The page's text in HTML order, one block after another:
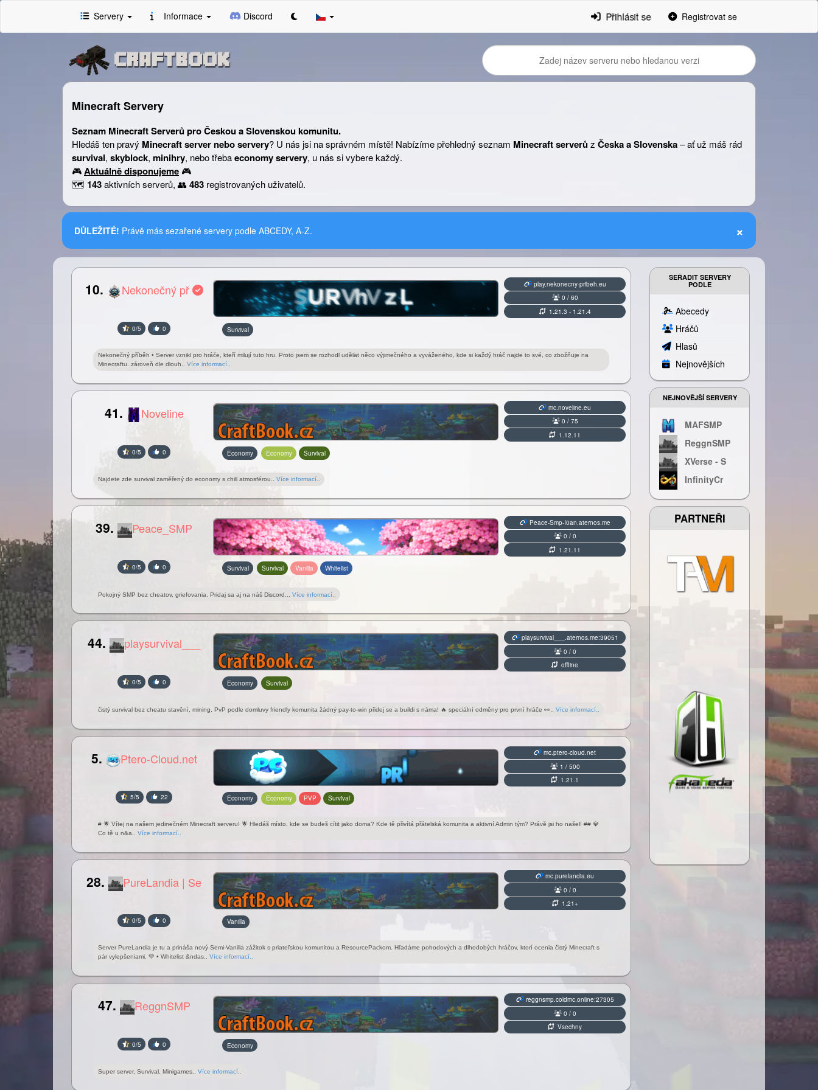
Servery Informace Discord Přihlásit se Registrovat se
Minecraft Servery
Seznam Minecraft Serverů pro Českou a Slovenskou komunitu.
Hledáš ten pravý Minecraft server nebo servery? U nás jsi na správném místě! Nabízíme přehledný seznam Minecraft serverůz Česka a Slovenska– ať už máš rád
survival, skyblock, minihry, nebo třebaeconomy servery, u nás si vybere každý.
🎮Aktuálně disponujeme 🎮
🗺️ 143aktivních serverů, 👥 483 registrovaných uživatelů.
×
DŮLEŽITÉ! Právě más sezařené servery podle ABCEDY, A-Z.
10. Nekonečný př
play.nekonecny-pribeh.eu
0 / 60
1.21.3 - 1.21.4
0/5 0 Survival
Nekonečný příběh • Server vznikl pro hráče, kteří milují tuto hru. Proto jsem se rozhodl udělat něco výjimečného a vyváženého, kde si každý hráč najde to své, co zbožňuje na
Minecraftu. zároveň dle dlouh.. Více informací..
41. Noveline
mc.noveline.eu
0 / 75
1.12.11
0/5 0 Economy Economy Survival
Najdete zde survival zaměřený do economy s chill atmosférou.. Více informací..
39. Peace_SMP
Peace-Smp-I0an.aternos.me
0 / 0
1.21.11
0/5 0 Survival Survival Vanilla Whitelist
Pokojný SMP bez cheatov, griefovania. Pridaj sa aj na náš Discord... Více informací..
44. playsurvival___
playsurvival___.aternos.me:39051
0 / 0
offline
0/5 0 Economy Survival
čistý survival bez cheatu stavění, mining, PvP podle domluvy friendly komunita žádný pay-to-win přidej se a buildi s náma! 🔥 speciální odměny pro první hráče 👀.. Více informací..
5. Ptero-Cloud.net
mc.ptero-cloud.net
1 / 500
1.21.1
5/5 22 Economy Economy PVP Survival
# 🌟 Vítej na našem jedinečném Minecraft serveru! 🌟 Hledáš místo, kde se budeš cítit jako doma? Kde tě přivítá přátelská komunita a aktivní Admin tým? Právě jsi ho našel! ## 💎
Co tě u n&a.. Více informací..
28. PureLandia | Se
mc.purelandia.eu
0 / 0
1.21+
0/5 0 Vanilla
Server PureLandia je tu a prináša nový Semi-Vanilla zážitok s priateľskou komunitou a ResourcePackom. Hľadáme pohodových a dlhodobých hráčov, ktorí ocenia čistý Minecraft s
pár vylepšeniami. 💚 • Whitelist &ndas.. Více informací..
47. ReggnSMP
reggnsmp.coldmc.online:27305
0 / 0
Vsechny
0/5 0 Economy
Super server, Survival, Minigames.. Více informací..
SEŘADIT SERVERY
PODLE
Abecedy
Hráčů
Hlasů
Nejnovějších
NEJNOVĚJŠÍ SERVERY
MAFSMP
ReggnSMP
XVerse - S
InfinityCr
PARTNEŘI